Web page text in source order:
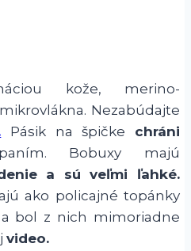
kože, merino-
Nezabúdajte
Pásik na špičke chráni
Bobuxy majú
a sú veľmi ľahké.
ako policajné topánky
bol z nich mimoriadne
video.